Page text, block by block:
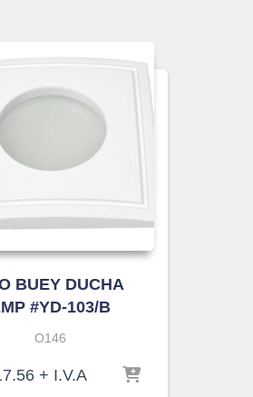
BUEY DUCHA
#YD-103/B
O146
+ I.V.A